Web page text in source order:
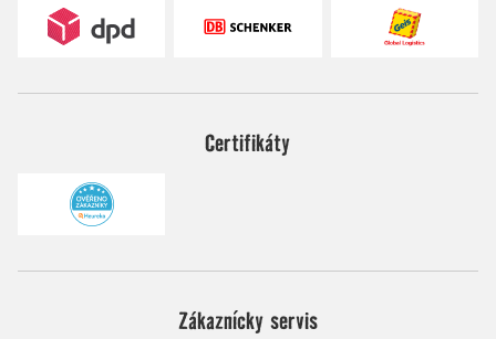
Certifikáty
Zákaznícky servis